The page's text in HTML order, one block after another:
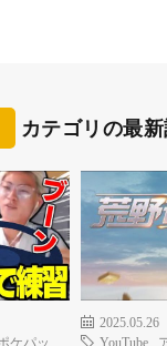
カテゴリの最
ケパッ
2025.05.26
YouTube